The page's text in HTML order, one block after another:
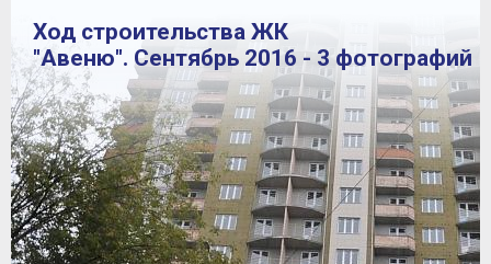
Ход строительства ЖК
"Авеню". Сентябрь 2016 - 3 фотографий